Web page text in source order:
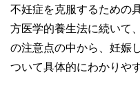
不妊症を克服するための
方医学的養生法に続いて
の注意点の中から、妊娠
ついて具体的にわかりや